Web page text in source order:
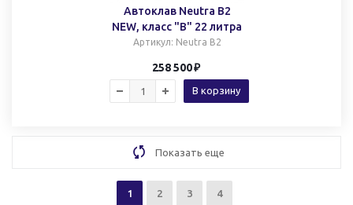
Автоклав Neutra B2
NEW, класс "B" 22 литра
Артикул: Neutra B2
258 500
В корзину
Показать еще
1 2 3 4